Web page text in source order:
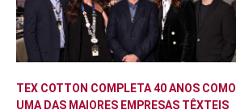
TEX COTTON COMPLETA 40 ANOS COMO
UMA DAS MAIORES EMPRESAS TÊXTEIS